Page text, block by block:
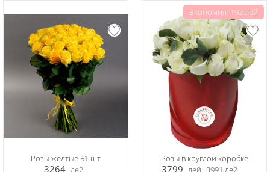
Розы жёлтые 51 шт
3264 лей
Экономия: 192 лей
Розы в круглой коробке
3799 лей 3991лей